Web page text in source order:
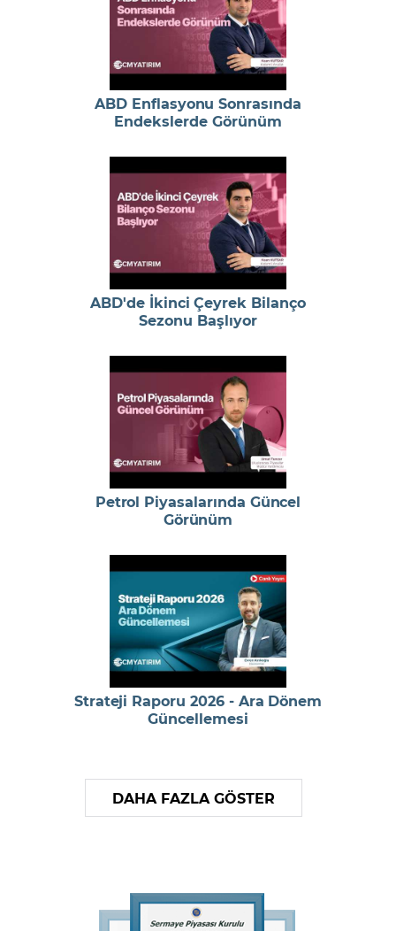
ABD Enflasyonu Sonrasında
Endekslerde Görünüm
ABD'de İkinci Çeyrek Bilanço
Sezonu Başlıyor
Petrol Piyasalarında Güncel
Görünüm
Strateji Raporu 2026 - Ara Dönem
Güncellemesi
DAHA FAZLA GÖSTER